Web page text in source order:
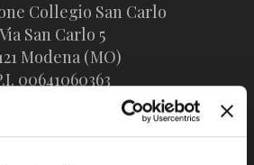
Collegio San Carlo
Via San Carlo 5
Modena (MO)
00641060363
tel. 059.421211